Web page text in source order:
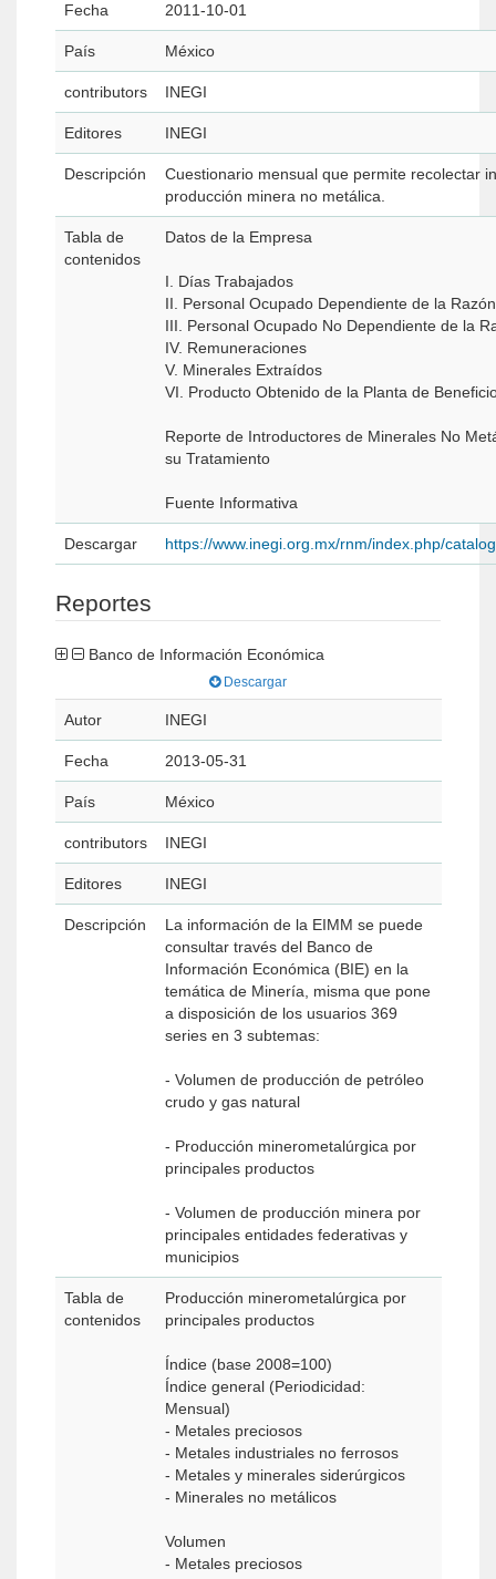
Fecha 2011-10-01
País México
contributors INEGI
Editores INEGI
Descripción
Cuestionario mensual que permite recolectar
producción minera no metálica.
Tabla de
contenidos
Datos de la Empresa
I. Días Trabajados
II. Personal Ocupado Dependiente de la
III. Personal Ocupado No Dependiente de la
IV. Remuneraciones
V. Minerales Extraídos
VI. Producto Obtenido de la Planta de
Reporte de Introductores de Minerales No
su Tratamiento
Fuente Informativa
Descargar https://www.inegi.org.mx/rnm/index.php/
Reportes
Banco de Información Económica
Descargar
Autor INEGI
Fecha 2013-05-31
País México
contributors INEGI
Editores INEGI
Descripción
La información de la EIMM se puede
consultar través del Banco de
Información Económica (BIE) en la
temática de Minería, misma que pone
a disposición de los usuarios 369
series en 3 subtemas:
- Volumen de producción de petróleo
crudo y gas natural
- Producción minerometalúrgica por
principales productos
- Volumen de producción minera por
principales entidades federativas y
municipios
Tabla de
contenidos
Producción minerometalúrgica por
principales productos
Índice (base 2008=100)
Índice general (Periodicidad:
Mensual)
- Metales preciosos
- Metales industriales no ferrosos
- Metales y minerales siderúrgicos
- Minerales no metálicos
Volumen
- Metales preciosos